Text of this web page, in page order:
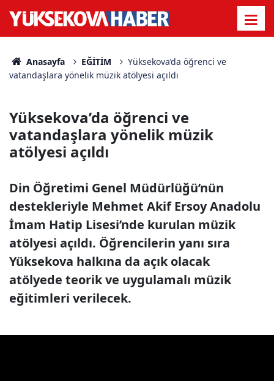
Anasayfa EĞİTİM
Yüksekova’da öğrenci ve
vatandaşlara yönelik müzik atölyesi açıldı
Yüksekova’da öğrenci ve
vatandaşlara yönelik müzik
atölyesi açıldı
Din Öğretimi Genel Müdürlüğü’nün
destekleriyle Mehmet Akif Ersoy Anadolu
İmam Hatip Lisesi’nde kurulan müzik
atölyesi açıldı. Öğrencilerin yanı sıra
Yüksekova halkına da açık olacak
atölyede teorik ve uygulamalı müzik
eğitimleri verilecek.